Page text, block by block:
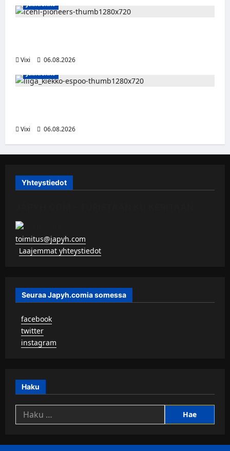
Jääkiekko
Vixi
06.08.2026
Jääkiekko
Vixi 06.08.2026
Yhteystiedot
toimitus@japyh.com
Laajemmat yhteystiedot
Seuraa Japyh.comia somessa
facebook
twitter
instagram
Haku
Haku: